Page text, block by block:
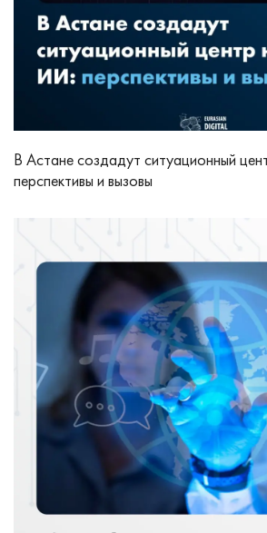
В Астане создадут ситуационный
перспективы и вызовы